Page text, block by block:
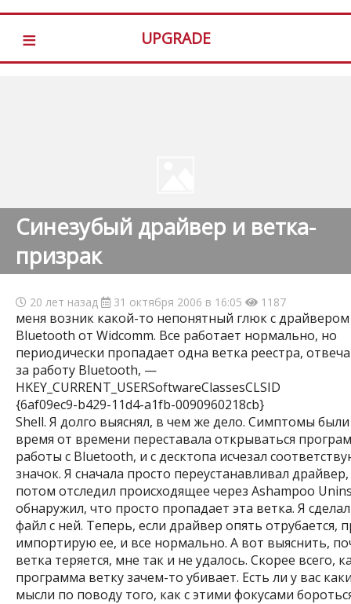
≡ UPGRADE
Синезубый драйвер и ветка-
призрак
20 лет назад 31 октября 2006 в 16:05 1187
меня возник какой-то непонятный глюк с драйвером
Bluetooth от Widcomm. Все работает нормально, но
периодически пропадает одна ветка реестра,
за работу Bluetooth, —
HKEY_CURRENT_USERSoftwareClassesCLSID
{6af09ec9-b429-11d4-a1fb-0090960218cb}
Shell. Я долго выяснял, в чем же дело. Симптомы были
время от времени переставала открываться
работы с Bluetooth, и с десктопа исчезал
значок. Я сначала просто переустанавливал
потом отследил происходящее через Ashampoo
обнаружил, что просто пропадает эта ветка. Я сделал
файл с ней. Теперь, если драйвер опять отрубается,
импортирую ее, и все нормально. А вот выяснить,
ветка теряется, мне так и не удалось. Скорее всего,
программа ветку зачем-то убивает. Есть ли у вас
мысли по поводу того, как с этими фокусами